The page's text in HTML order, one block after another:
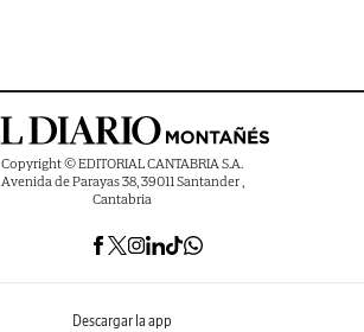
Copyright © EDITORIAL CANTABRIA S.A.
Avenida de Parayas 38, 39011 Santander ,
Cantabria
Descargar la app